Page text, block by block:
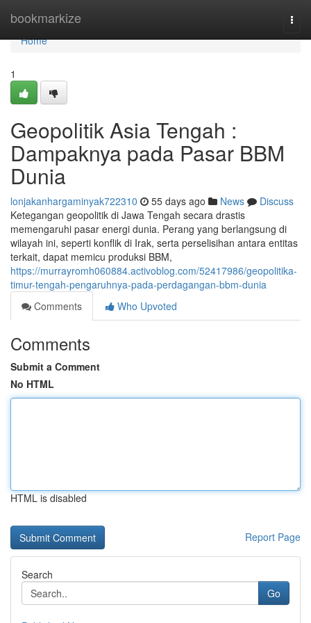
bookmarkize
Home
Home
1
Geopolitik Asia Tengah :
Dampaknya pada Pasar BBM
Dunia
lonjakanhargaminyak722310 55 days ago News
Discuss
Ketegangan geopolitik di Jawa Tengah secara drastis
memengaruhi pasar energi dunia. Perang yang berlangsung di
wilayah ini, seperti konflik di Irak, serta perselisihan antara entitas
terkait, dapat memicu produksi BBM,
https://murrayromh060884.activoblog.com/52417986/geopolitika-
timur-tengah-pengaruhnya-pada-perdagangan-bbm-dunia
Comments
Who Upvoted
Comments
Submit a Comment
No HTML
HTML is disabled
Report Page
Search
Go